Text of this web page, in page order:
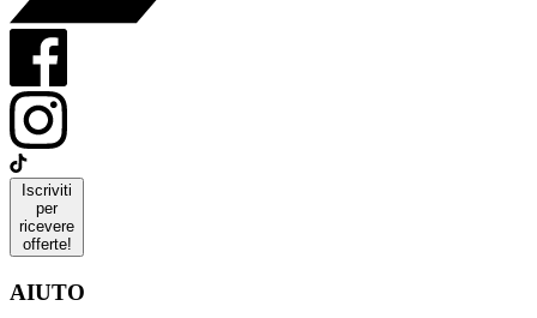
Iscriviti
per
ricevere
offerte!
AIUTO